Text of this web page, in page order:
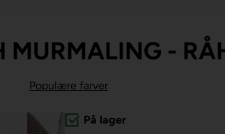
MURMALING -
Populære farver
På lager